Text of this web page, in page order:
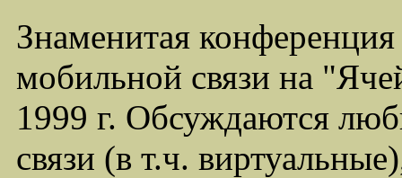
Знаменитая
мобильной связи на
1999 г. Обсуждаются
связи (в т.ч.